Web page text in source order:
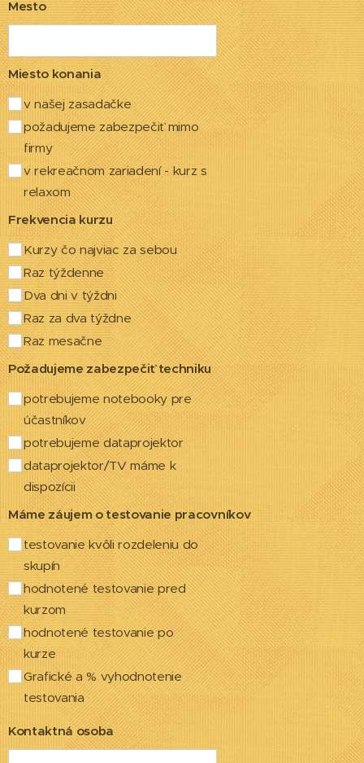
Mesto
Miesto konania
v našej zasadačke
požadujeme zabezpečiť mimo
firmy
v rekreačnom zariadení - kurz s
relaxom
Frekvencia kurzu
Kurzy čo najviac za sebou
Raz týždenne
Dva dni v týždni
Raz za dva týždne
Raz mesačne
Požadujeme zabezpečiť techniku
potrebujeme notebooky pre
účastníkov
potrebujeme dataprojektor
dataprojektor/TV máme k
dispozícii
Máme záujem o testovanie pracovníkov
testovanie kvôli rozdeleniu do
skupín
hodnotené testovanie pred
kurzom
hodnotené testovanie po
kurze
Grafické a % vyhodnotenie
testovania
Kontaktná osoba